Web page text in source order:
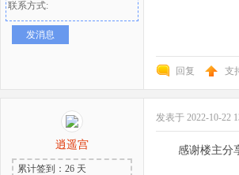
联系方式:
发消息
回复 支
逍遥宫
累计签到：26 天
发表于 2022-10-22
感谢楼主分